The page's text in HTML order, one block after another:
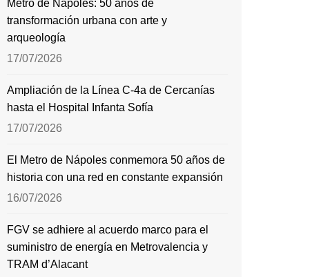
Metro de Nápoles: 50 años de
transformación urbana con arte y
arqueología
17/07/2026
Ampliación de la Línea C-4a de Cercanías
hasta el Hospital Infanta Sofía
17/07/2026
El Metro de Nápoles conmemora 50 años de
historia con una red en constante expansión
16/07/2026
FGV se adhiere al acuerdo marco para el
suministro de energía en Metrovalencia y
TRAM d’Alacant